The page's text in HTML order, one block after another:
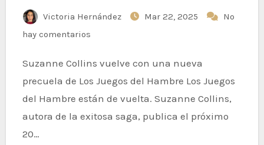
Victoria Hernández Mar 22, 2025
No
hay comentarios
Suzanne Collins vuelve con una nueva
precuela de Los Juegos del Hambre Los Juegos
del Hambre están de vuelta. Suzanne Collins,
autora de la exitosa saga, publica el próximo
20…